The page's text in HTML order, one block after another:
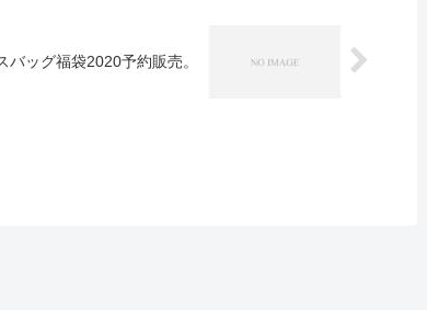
ッグ福袋2020予約販売。